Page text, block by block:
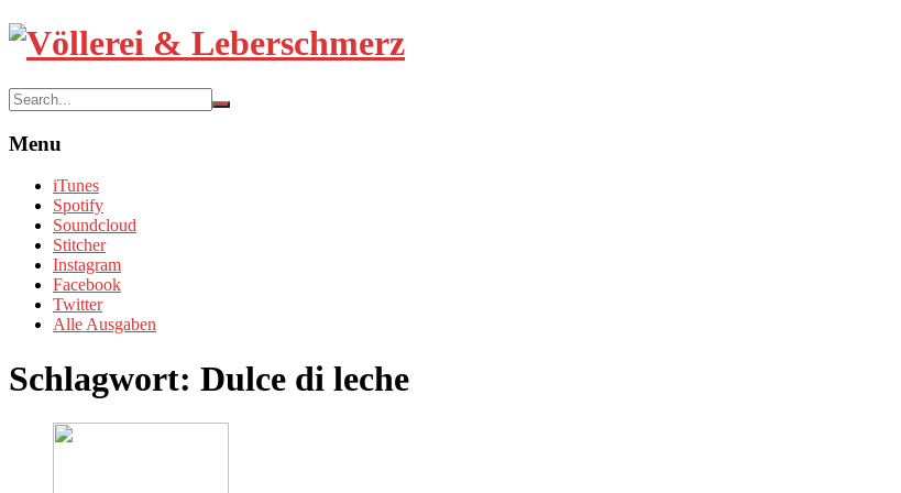
Skip
Search
Menu
iTunes
Spotify
Soundcloud
Stitcher
Instagram
Facebook
Twitter
Alle Ausgaben
Schlagwort: Dulce di leche